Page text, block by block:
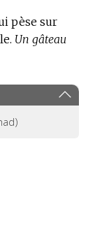
pèse sur
Un gâteau